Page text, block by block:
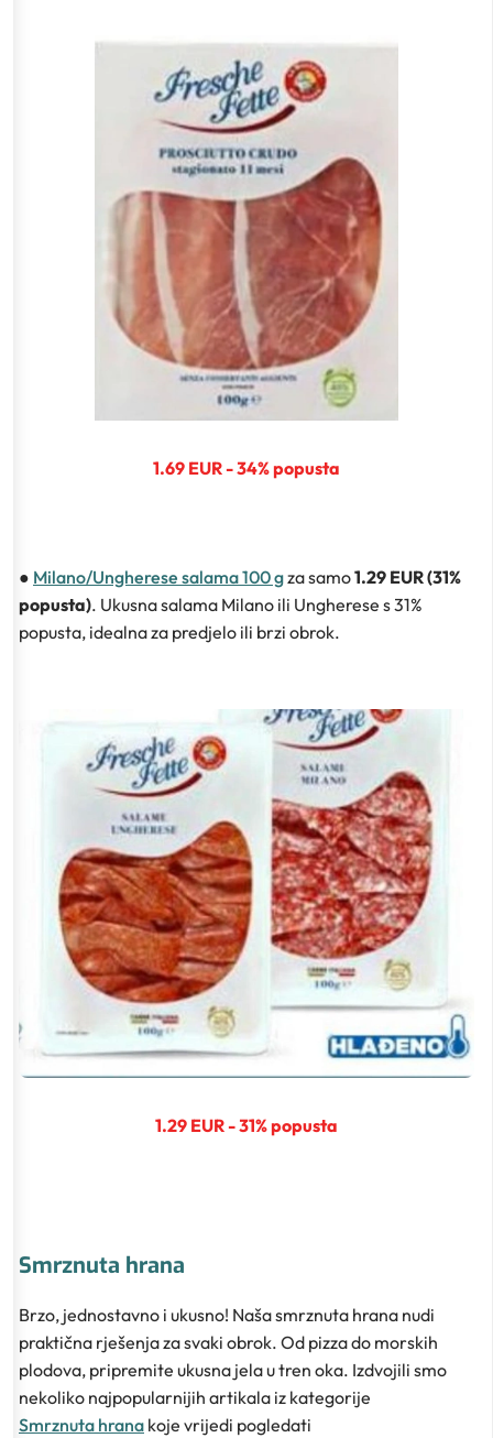
1.69 EUR - 34% popusta
● Milano/Ungherese salama 100 gza samo1.29 EUR (31%
popusta). Ukusna salama Milano ili Ungherese s 31%
popusta, idealna za predjelo ili brzi obrok.
1.29 EUR - 31% popusta
Smrznuta hrana
Brzo, jednostavno i ukusno! Naša smrznuta hrana nudi
praktična rješenja za svaki obrok. Od pizza do morskih
plodova, pripremite ukusna jela u tren oka. Izdvojili smo
nekoliko najpopularnijih artikala iz kategorije
Smrznuta hrana koje vrijedi pogledati